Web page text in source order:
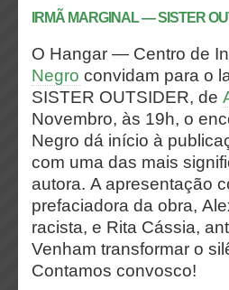
IRMÃ MARGINAL — SISTER
O Hangar — Centro de
Negro convidam para o
SISTER OUTSIDER, de
Novembro, às 19h, o
Negro dá início à
com uma das mais
autora. A apresentação
prefaciadora da obra,
racista, e Rita Cássia,
Venham transformar o
Contamos convosco!